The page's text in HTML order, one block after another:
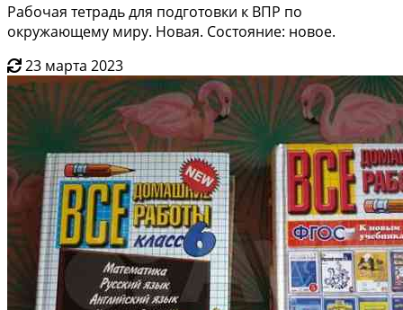
Рабочая тетрадь для подготовки к ВПР по
окружающему миру. Новая. Состояние: новое.
23 марта 2023